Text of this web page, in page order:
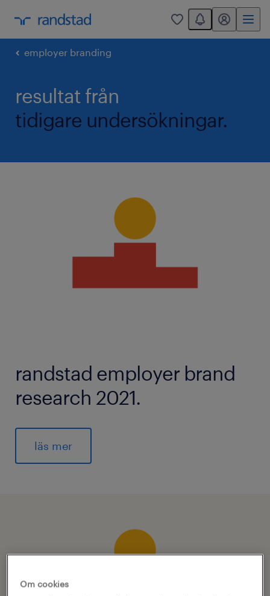
0
You have 0
mitt randstad
employer branding
resultat från
tidigare undersökningar.
randstad employer brand
research 2021.
läs mer
Om cookies